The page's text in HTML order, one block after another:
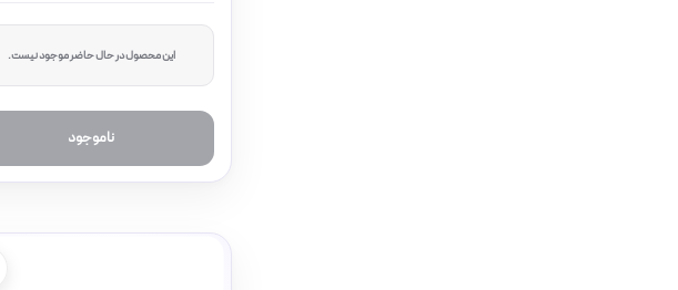
این محصول در حال حاضر موجود نیست.
ناموجود